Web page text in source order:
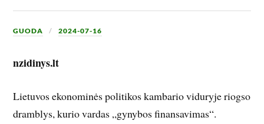
GUODA 2024-07-16
nzidinys.lt
Lietuvos ekonominės politikos kambario viduryje riogso
dramblys, kurio vardas „gynybos finansavimas“.